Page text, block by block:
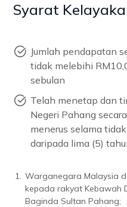
Syarat
Jumlah pendapatan
tidak melebihi
sebulan
Telah menetap dan
Negeri Pahang
menerus selama
daripada lima (5)
1. Warganegara Malaysia
kepada rakyat Kebawah
Baginda Sultan Pahang;